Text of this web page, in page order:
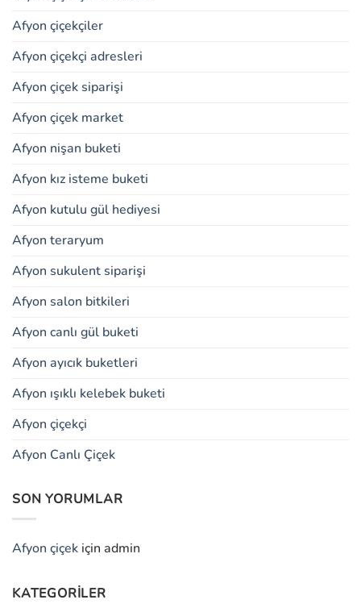
Afyon çiçekçiler
Afyon çiçekçi adresleri
Afyon çiçek siparişi
Afyon çiçek market
Afyon nişan buketi
Afyon kız isteme buketi
Afyon kutulu gül hediyesi
Afyon teraryum
Afyon sukulent siparişi
Afyon salon bitkileri
Afyon canlı gül buketi
Afyon ayıcık buketleri
Afyon ışıklı kelebek buketi
Afyon çiçekçi
Afyon Canlı Çiçek
SON YORUMLAR
Afyon çiçek için admin
KATEGORILER